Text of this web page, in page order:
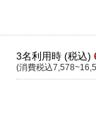
3名利用時 (税込)
(消費税込